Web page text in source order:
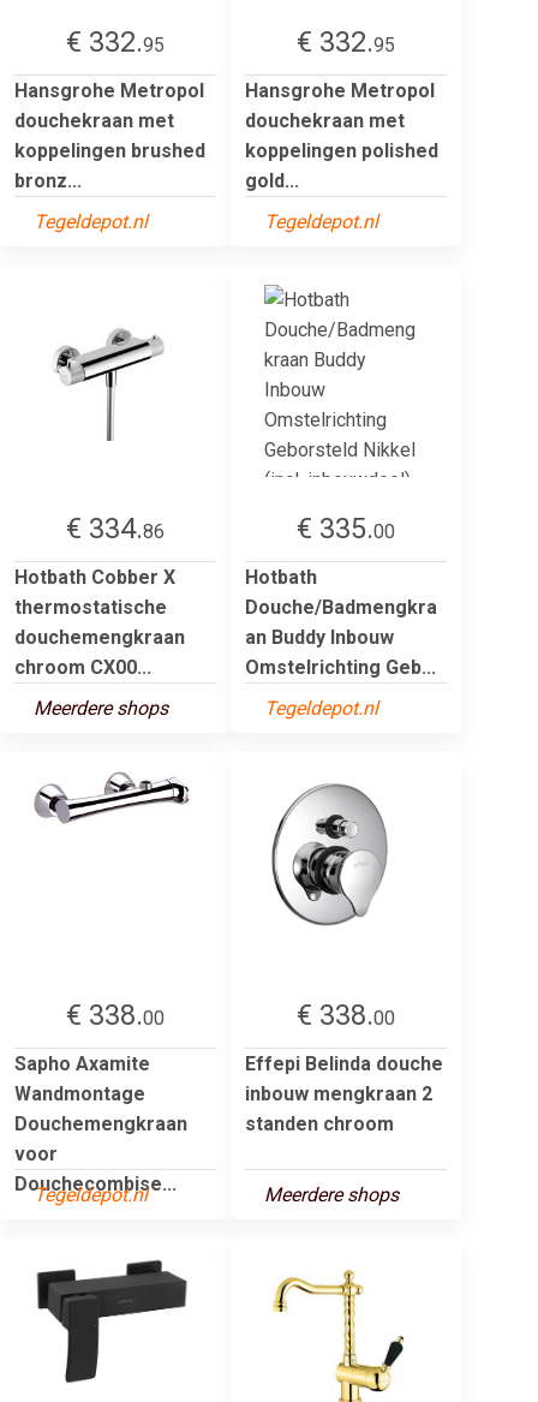
€ 332.95
Hansgrohe Metropol
douchekraan met
koppelingen brushed
bronz...
Tegeldepot.nl
€ 332.95
Hansgrohe Metropol
douchekraan met
koppelingen polished
gold...
Tegeldepot.nl
€ 334.86
Hotbath Cobber X
thermostatische
douchemengkraan
chroom CX00...
Meerdere shops
€ 335.00
Hotbath
Douche/Badmengkra
an Buddy Inbouw
Omstelrichting Geb...
Tegeldepot.nl
€ 338.00
Sapho Axamite
Wandmontage
Douchemengkraan
voor
Douchecombise...
Tegeldepot.nl
€ 338.00
Effepi Belinda douche
inbouw mengkraan 2
standen chroom
Meerdere shops